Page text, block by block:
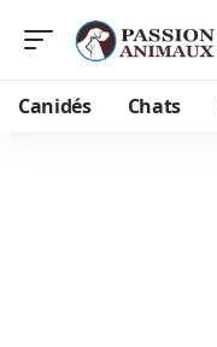
Canidés Chats